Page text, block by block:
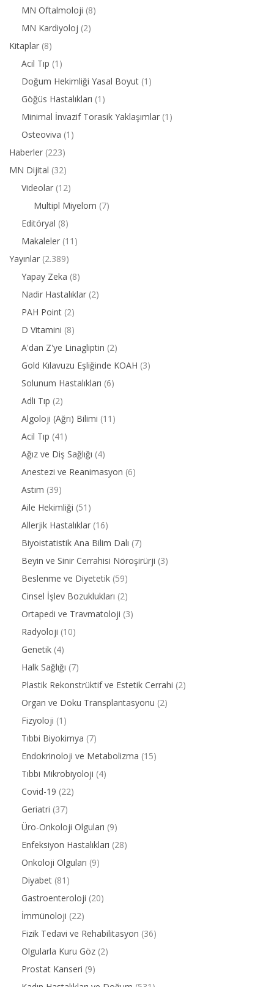
MN Oftalmoloji (8)
MN Kardiyoloj (2)
Kitaplar (8)
Acil Tıp (1)
Doğum Hekimliği Yasal Boyut (1)
Göğüs Hastalıkları (1)
Minimal İnvazif Torasik Yaklaşımlar (1)
Osteoviva (1)
Haberler (223)
MN Dijital (32)
Videolar (12)
Multipl Miyelom (7)
Editöryal (8)
Makaleler (11)
Yayınlar (2.389)
Yapay Zeka (8)
Nadir Hastalıklar (2)
PAH Point (2)
D Vitamini (8)
A'dan Z'ye Linagliptin (2)
Gold Kılavuzu Eşliğinde KOAH (3)
Solunum Hastalıkları (6)
Adli Tıp (2)
Algoloji (Ağrı) Bilimi (11)
Acil Tıp (41)
Ağız ve Diş Sağlığı (4)
Anestezi ve Reanimasyon (6)
Astım (39)
Aile Hekimliği (51)
Allerjik Hastalıklar (16)
Biyoistatistik Ana Bilim Dalı (7)
Beyin ve Sinir Cerrahisi Nöroşirürji (3)
Beslenme ve Diyetetik (59)
Cinsel İşlev Bozuklukları (2)
Ortapedi ve Travmatoloji (3)
Radyoloji (10)
Genetik (4)
Halk Sağlığı (7)
Plastik Rekonstrüktif ve Estetik Cerrahi (2)
Organ ve Doku Transplantasyonu (2)
Fizyoloji (1)
Tıbbi Biyokimya (7)
Endokrinoloji ve Metabolizma (15)
Tıbbi Mikrobiyoloji (4)
Covid-19 (22)
Geriatri (37)
Üro-Onkoloji Olguları (9)
Enfeksiyon Hastalıkları (28)
Onkoloji Olguları (9)
Diyabet (81)
Gastroenteroloji (20)
İmmünoloji (22)
Fizik Tedavi ve Rehabilitasyon (36)
Olgularla Kuru Göz (2)
Prostat Kanseri (9)